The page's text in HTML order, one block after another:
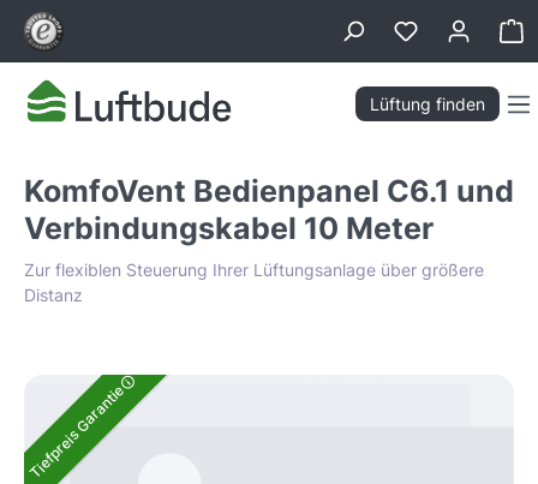
springen
Lüftung finden
KomfoVent Bedienpanel C6.1 und
Verbindungskabel 10 Meter
Zur flexiblen Steuerung Ihrer Lüftungsanlage über größere
Distanz
Bildergalerie überspringen
Tiefpreis Garantie